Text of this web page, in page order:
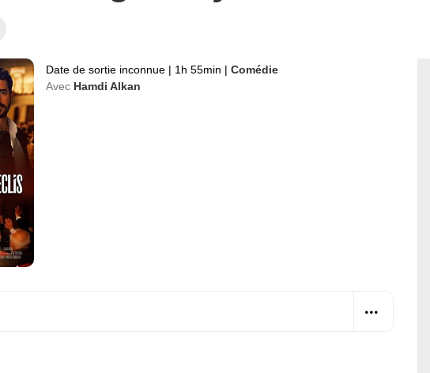
Date de sortie inconnue | 1h 55min | Comédie
Avec Hamdi Alkan